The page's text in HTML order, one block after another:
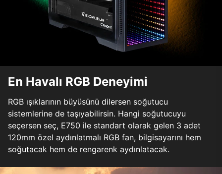
En Havalı RGB Deneyimi
RGB ışıklarının büyüsünü dilersen soğutucu
sistemlerine de taşıyabilirsin. Hangi soğutucuyu
seçersen seç, E750 ile standart olarak gelen 3 adet
120mm özel aydınlatmalı RGB fan, bilgisayarını hem
soğutacak hem de rengarenk aydınlatacak.